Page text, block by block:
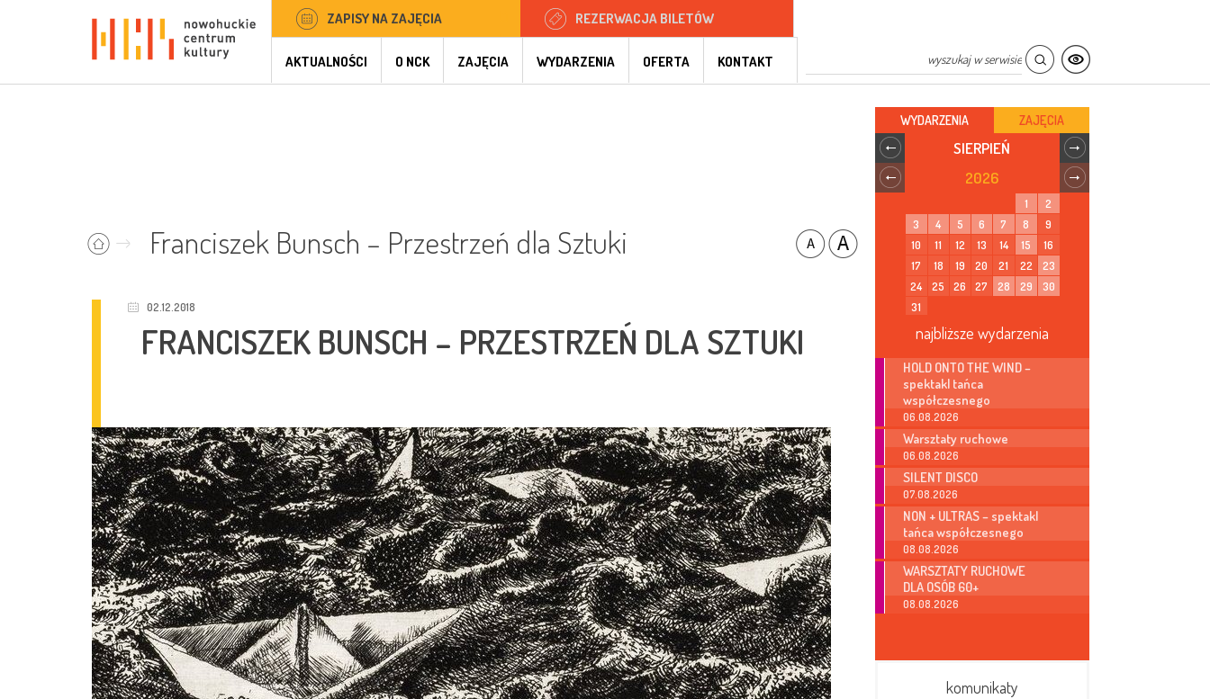
ZAPISY NA ZAJĘCIA REZERWACJA BILETÓW
AKTUALNOŚCI O NCK ZAJĘCIA WYDARZENIA OFERTA KONTAKT
Franciszek Bunsch – Przestrzeń dla Sztuki
02.12.2018
FRANCISZEK BUNSCH – PRZESTRZEŃ DLA SZTUKI
WYDARZENIA ZAJĘCIA
SIERPIEŃ
2026
1
2
3
4 5 6 7 8
9
10
11 12 13 14 15
16
17
18 19 20 21 22
23
24
25 26 27 28 29
30
31
najbliższe wydarzenia
HOLD ONTO THE WIND –
spektakl tańca
współczesnego
06.08.2026
Warsztaty ruchowe
06.08.2026
SILENT DISCO
07.08.2026
NON + ULTRAS – spektakl
tańca współczesnego
08.08.2026
WARSZTATY RUCHOWE
DLA OSÓB 60+
08.08.2026
komunikaty